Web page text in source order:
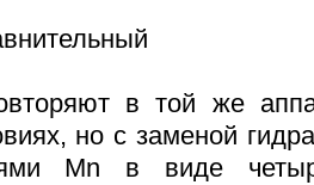
в той же
но с заменой
Мn в виде